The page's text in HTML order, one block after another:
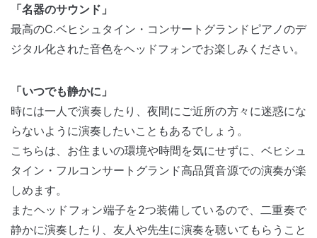
「名器のサウンド」
最高のC.ベヒシュタイン・コンサートグランドピアノのデ
ジタル化された音色をヘッドフォンでお楽しみください。
「いつでも静かに」
時には一人で演奏したり、夜間にご近所の方々に迷惑にな
らないように演奏したいこともあるでしょう。
こちらは、お住まいの環境や時間を気にせずに、ベヒシュ
タイン・フルコンサートグランド高品質音源での演奏が楽
しめます。
またヘッドフォン端子を2つ装備しているので、二重奏で
静かに演奏したり、友人や先生に演奏を聴いてもらうこと